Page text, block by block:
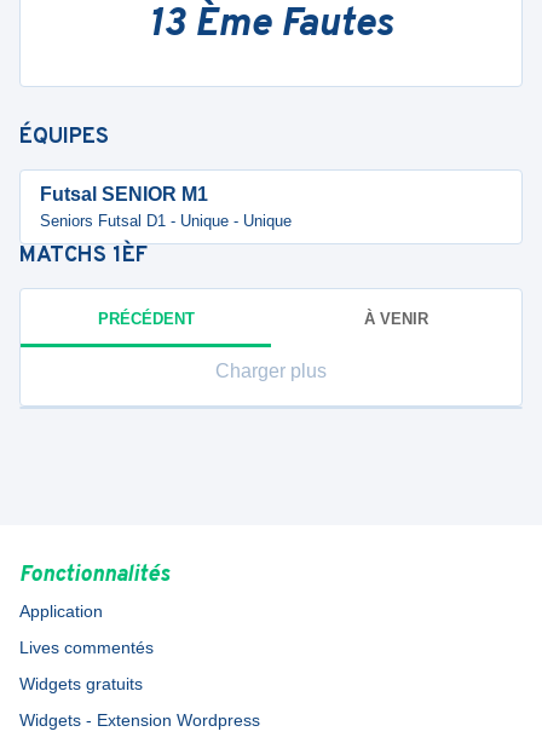
13 Ème Fautes
ÉQUIPES
Futsal SENIOR M1
Seniors Futsal D1 - Unique - Unique
MATCHS 1ÈF
PRÉCÉDENT À VENIR
Charger plus
Fonctionnalités
Application
Lives commentés
Widgets gratuits
Widgets - Extension Wordpress